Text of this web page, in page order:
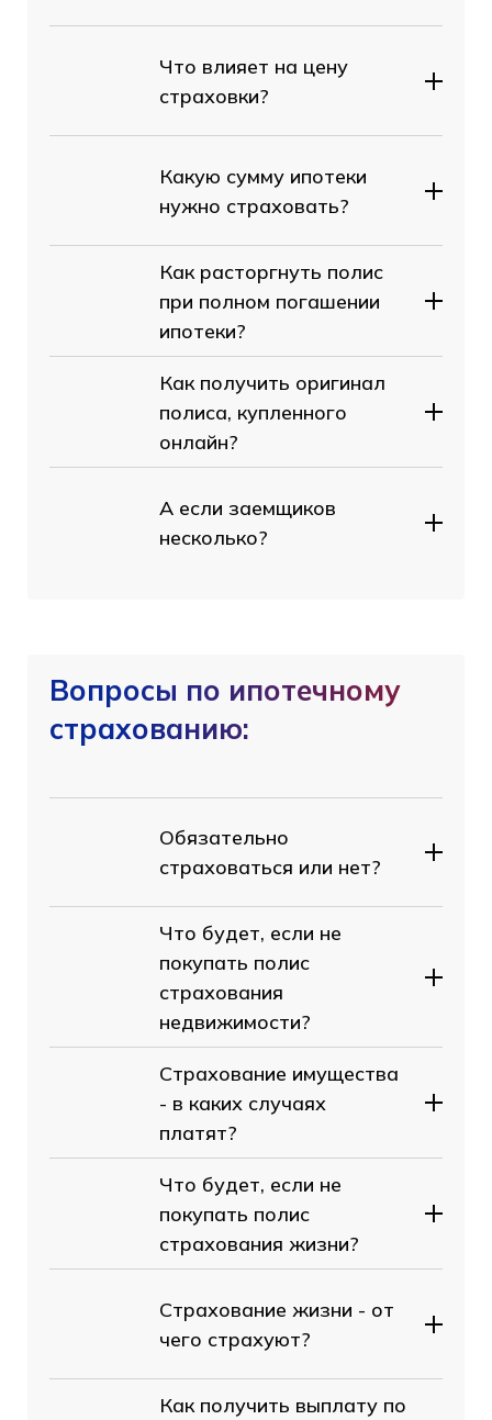
Что влияет на цену
страховки?
Какую сумму ипотеки
нужно страховать?
Как расторгнуть полис
при полном погашении
ипотеки?
Как получить оригинал
полиса, купленного
онлайн?
А если заемщиков
несколько?
Вопросы по ипотечному
страхованию:
Обязательно
страховаться или нет?
Что будет, если не
покупать полис
страхования
недвижимости?
Страхование имущества
- в каких случаях
платят?
Что будет, если не
покупать полис
страхования жизни?
Страхование жизни - от
чего страхуют?
Как получить выплату по